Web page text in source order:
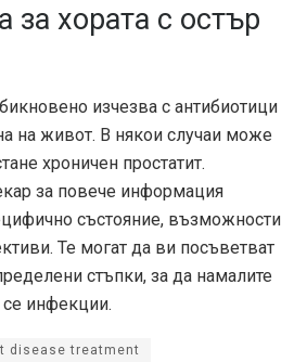
за хората с остър
изчезва с антибиотици
на живот. В някои случаи може
хроничен простатит.
за повече информация
състояние, възможности
Те могат да ви посъветват
стъпки, за да намалите
инфекции.
disease treatment